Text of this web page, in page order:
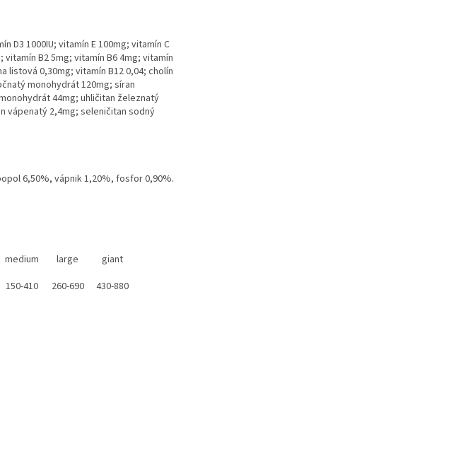
D3 1000IU; vitamín E 100mg; vitamín C
vitamín B2 5mg; vitamín B6 4mg; vitamín
listová 0,30mg; vitamín B12 0,04; cholín
monohydrát 120mg;síran
44mg; uhličitan železnatý
vápenatý 2,4mg; seleničitan sodný
6,50%, vápnik1,20%, fosfor 0,90%.
medium large
giant
150-410 260-690 430-880